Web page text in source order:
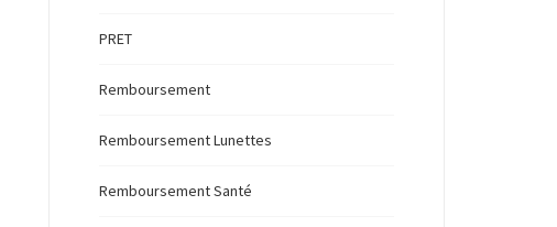
PRET
Remboursement
Remboursement Lunettes
Remboursement Santé